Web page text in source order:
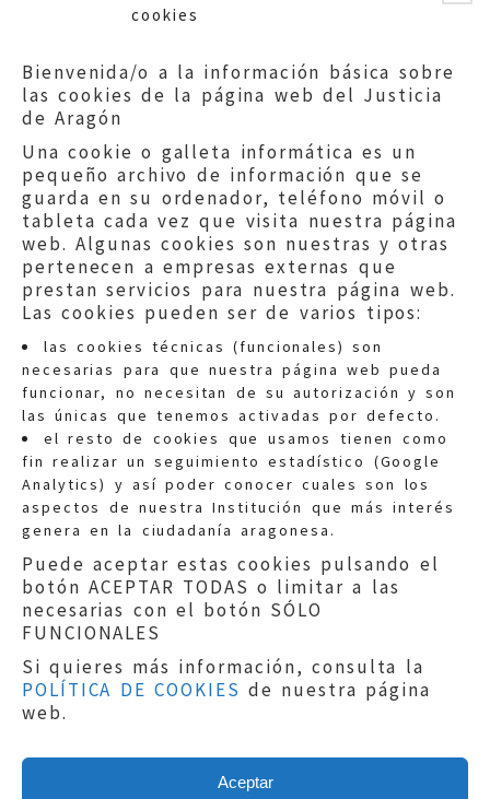
cookies
Bienvenida/o a la información básica sobre
las cookies de la página web del Justicia
de Aragón
Una cookie o galleta informática es un
pequeño archivo de información que se
guarda en su ordenador, teléfono móvil o
tableta cada vez que visita nuestra página
web. Algunas cookies son nuestras y otras
pertenecen a empresas externas que
prestan servicios para nuestra página web.
Las cookies pueden ser de varios tipos:
las cookies técnicas (funcionales) son
necesarias para que nuestra página web pueda
funcionar, no necesitan de su autorización y son
las únicas que tenemos activadas por defecto.
el resto de cookies que usamos tienen como
fin realizar un seguimiento estadístico (Google
Analytics) y así poder conocer cuales son los
aspectos de nuestra Institución que más interés
genera en la ciudadanía aragonesa.
Puede aceptar estas cookies pulsando el
botón ACEPTAR TODAS o limitar a las
necesarias con el botón SÓLO
FUNCIONALES
Si quieres más información, consulta la
POLÍTICA DE COOKIES de nuestra página
web.
Aceptar
Quejas:quejas@eljusticiadearagon.es
Información general:
informacion@eljusticiadearagon.es
Teléfonos:900 210 210/
Aviso legal|Política de privacidad|
Protección de Datos
Política de cookies